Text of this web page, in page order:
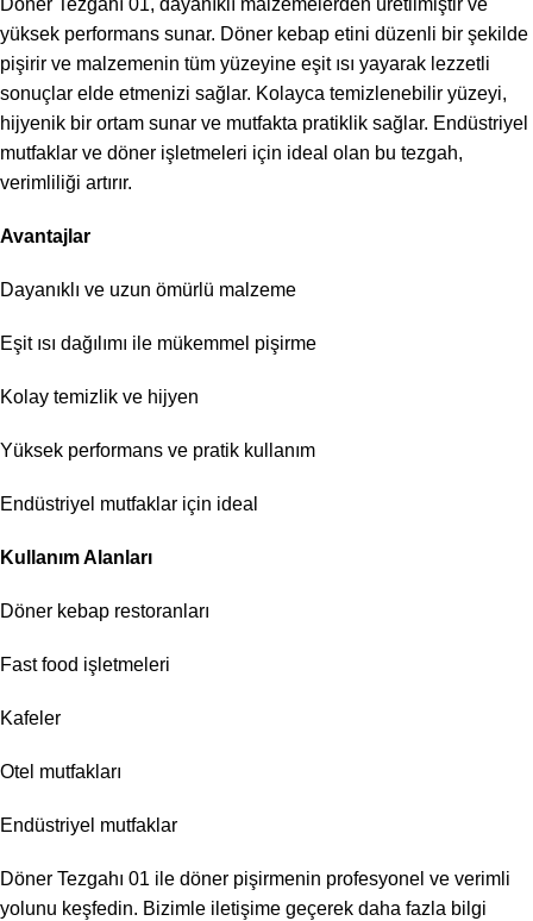
Döner Tezgahı 01, dayanıklı malzemelerden üretilmiştir ve
yüksek performans sunar. Döner kebap etini düzenli bir şekilde
pişirir ve malzemenin tüm yüzeyine eşit ısı yayarak lezzetli
sonuçlar elde etmenizi sağlar. Kolayca temizlenebilir yüzeyi,
hijyenik bir ortam sunar ve mutfakta pratiklik sağlar. Endüstriyel
mutfaklar ve döner işletmeleri için ideal olan bu tezgah,
verimliliği artırır.
Avantajlar
Dayanıklı ve uzun ömürlü malzeme
Eşit ısı dağılımı ile mükemmel pişirme
Kolay temizlik ve hijyen
Yüksek performans ve pratik kullanım
Endüstriyel mutfaklar için ideal
Kullanım Alanları
Döner kebap restoranları
Fast food işletmeleri
Kafeler
Otel mutfakları
Endüstriyel mutfaklar
Döner Tezgahı 01 ile döner pişirmenin profesyonel ve verimli
yolunu keşfedin. Bizimle iletişime geçerek daha fazla bilgi